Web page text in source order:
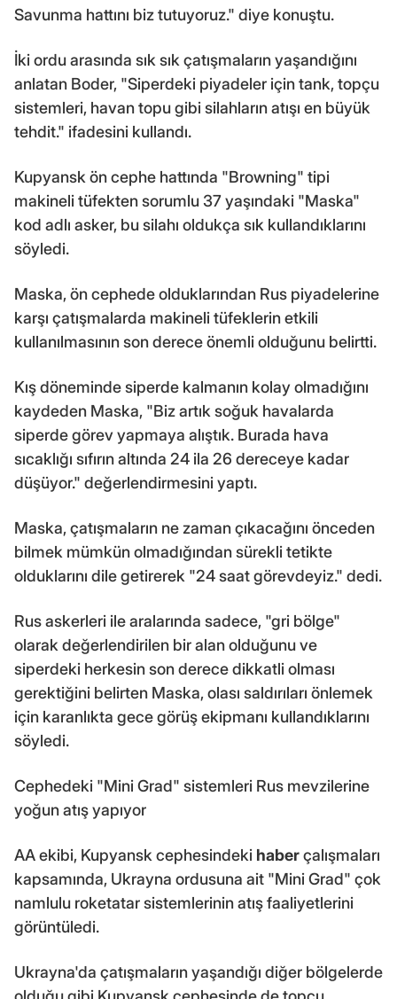
Savunma hattını biz tutuyoruz." diye konuştu.
İki ordu arasında sık sık çatışmaların yaşandığını
anlatan Boder, "Siperdeki piyadeler için tank, topçu
sistemleri, havan topu gibi silahların atışı en büyük
tehdit." ifadesini kullandı.
Kupyansk ön cephe hattında "Browning" tipi
makineli tüfekten sorumlu 37 yaşındaki "Maska"
kod adlı asker, bu silahı oldukça sık kullandıklarını
söyledi.
Maska, ön cephede olduklarından Rus piyadelerine
karşı çatışmalarda makineli tüfeklerin etkili
kullanılmasının son derece önemli olduğunu belirtti.
Kış döneminde siperde kalmanın kolay olmadığını
kaydeden Maska, "Biz artık soğuk havalarda
siperde görev yapmaya alıştık. Burada hava
sıcaklığı sıfırın altında 24 ila 26 dereceye kadar
düşüyor." değerlendirmesini yaptı.
Maska, çatışmaların ne zaman çıkacağını önceden
bilmek mümkün olmadığından sürekli tetikte
olduklarını dile getirerek "24 saat görevdeyiz." dedi.
Rus askerleri ile aralarında sadece, "gri bölge"
olarak değerlendirilen bir alan olduğunu ve
siperdeki herkesin son derece dikkatli olması
gerektiğini belirten Maska, olası saldırıları önlemek
için karanlıkta gece görüş ekipmanı kullandıklarını
söyledi.
Cephedeki "Mini Grad" sistemleri Rus mevzilerine
yoğun atış yapıyor
AA ekibi, Kupyansk cephesindeki haberçalışmaları
kapsamında, Ukrayna ordusuna ait "Mini Grad" çok
namlulu roketatar sistemlerinin atış faaliyetlerini
görüntüledi.
Ukrayna'da çatışmaların yaşandığı diğer bölgelerde